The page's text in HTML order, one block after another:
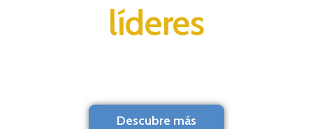
líderes
Descubre más